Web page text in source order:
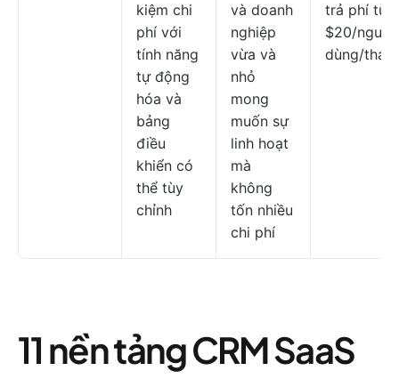
kiệm chi
phí với
tính năng
tự động
hóa và
bảng
điều
khiển có
thể tùy
chỉnh
và doanh
nghiệp
vừa và
nhỏ
mong
muốn sự
linh hoạt
mà
không
tốn nhiều
chi phí
trả phí từ
$20/người
dùng/
11 nền tảng CRM SaaS